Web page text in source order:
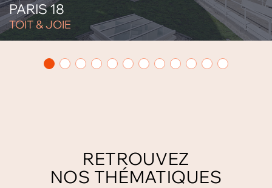
PARIS 18
TOIT & JOIE
RETROUVEZ
NOS THÉMATIQUES